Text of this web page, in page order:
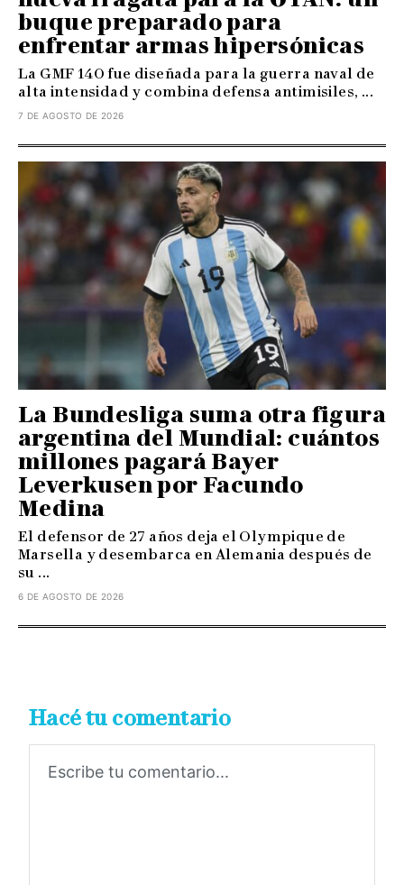
buque preparado para
enfrentar armas hipersónicas
La GMF 140 fue diseñada para la guerra naval de
alta intensidad y combina defensa antimisiles, ...
7 DE AGOSTO DE 2026
La Bundesliga suma otra figura
argentina del Mundial: cuántos
millones pagará Bayer
Leverkusen por Facundo
Medina
El defensor de 27 años deja el Olympique de
Marsella y desembarca en Alemania después de
su ...
6 DE AGOSTO DE 2026
Hacé tu comentario